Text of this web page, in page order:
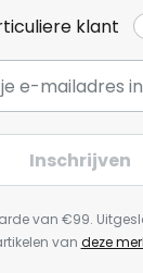
klant
Inschrijven
van €99.
van deze